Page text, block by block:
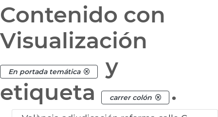
Contenido con
Visualización
En portada temática
y
etiqueta
carrer colón .